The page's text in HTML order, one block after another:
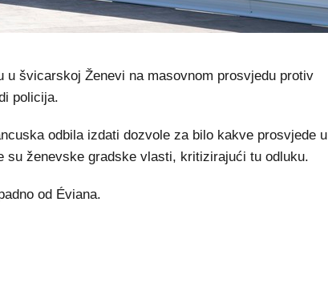
u švicarskoj Ženevi na masovnom prosvjedu protiv
policija.
odbila izdati dozvole za bilo kakve prosvjede u
su ženevske gradske vlasti, kritizirajući tu odluku.
od Éviana.